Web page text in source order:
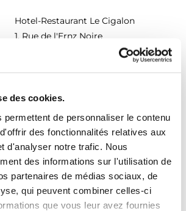
des cookies.
permettent de personnaliser le contenu
des fonctionnalités relatives aux
d'analyser notre trafic. Nous
des informations sur l'utilisation de
partenaires de médias sociaux, de
qui peuvent combiner celles-ci
que vous leur avez fournies
Hotel-Restaurant Le Cigalon
1, Rue de l'Ernz Noire
Auf Karte anzeigen
+352 79 94 95
cigalon@pt.lu
http://www.lecigalon.lu